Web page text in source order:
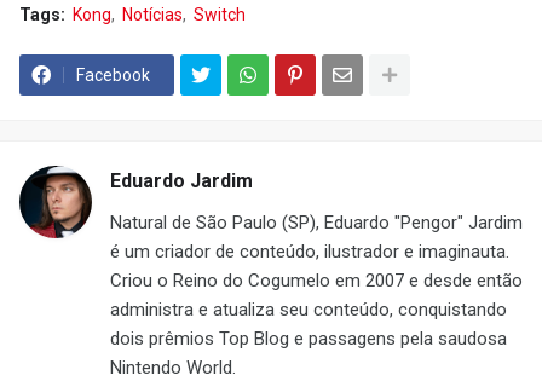
Tags: Kong Notícias Switch
Facebook
Eduardo Jardim
Natural de São Paulo (SP), Eduardo "Pengor" Jardim
é um criador de conteúdo, ilustrador e imaginauta.
Criou o Reino do Cogumelo em 2007 e desde então
administra e atualiza seu conteúdo, conquistando
dois prêmios Top Blog e passagens pela saudosa
Nintendo World.